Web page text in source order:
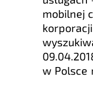
mobilnej
w Polsce